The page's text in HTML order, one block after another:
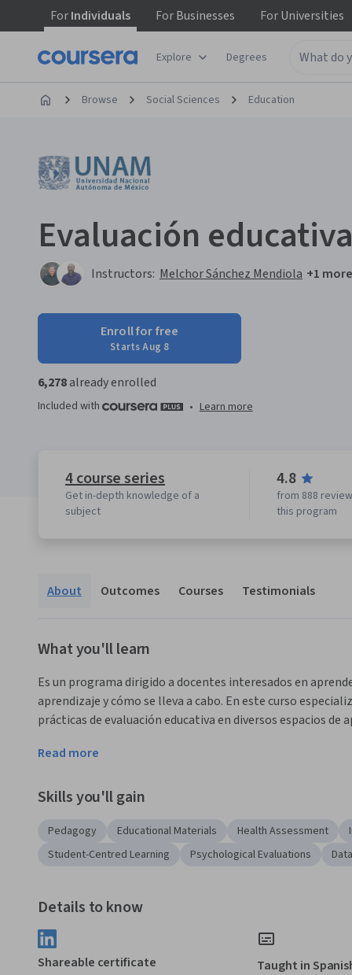
ForIndividuals ForBusinesses ForUniversities
Explore Degrees
Browse Social Sciences Education
Evaluación
Instructors: Melchor Sánchez Mendiola +1 more
Enroll for free
Starts Aug 8
6,278already enrolled
Included with • Learn more
4 course series
Get in-depth knowledge of a
subject
4.8
from 888
this program
About Outcomes Courses Testimonials
What you'll learn
Es un programa dirigido a docentes interesados en
aprendizaje y cómo se lleva a cabo. En este curso
prácticas de evaluación educativa en diversos espacios de
Applied Learning Project
proyectos estarán conformados por dos etapas que te
aprendizaje de manera integral y completa, desde la
docente, es decir, que este producto final de la
desde el momento de la planeación y diseño la petición es
desarrolla tu práctica docente.
Read more
Skills you'll gain
Pedagogy Educational Materials Health Assessment
Student-Centred Learning
Psychological Evaluations
Details to know
Shareable certificate Taught in